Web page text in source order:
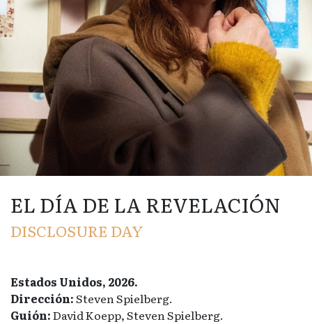
EL DÍA DE LA REVELACIÓN
DISCLOSURE DAY
Estados Unidos, 2026.
Dirección:Steven Spielberg.
Guión:David Koepp, Steven Spielberg.